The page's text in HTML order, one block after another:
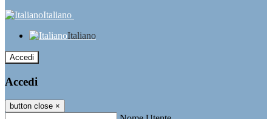
Italiano
Italiano
Accedi
Accedi
button close ×